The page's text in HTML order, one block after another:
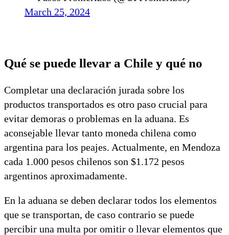
March 25, 2024
Qué se puede llevar a Chile y qué no
Completar una declaración jurada sobre los
productos transportados es otro paso crucial para
evitar demoras o problemas en la aduana. Es
aconsejable llevar tanto moneda chilena como
argentina para los peajes. Actualmente, en Mendoza
cada 1.000 pesos chilenos son $1.172 pesos
argentinos aproximadamente.
En la aduana se deben declarar todos los elementos
que se transportan, de caso contrario se puede
percibir una multa por omitir o llevar elementos que